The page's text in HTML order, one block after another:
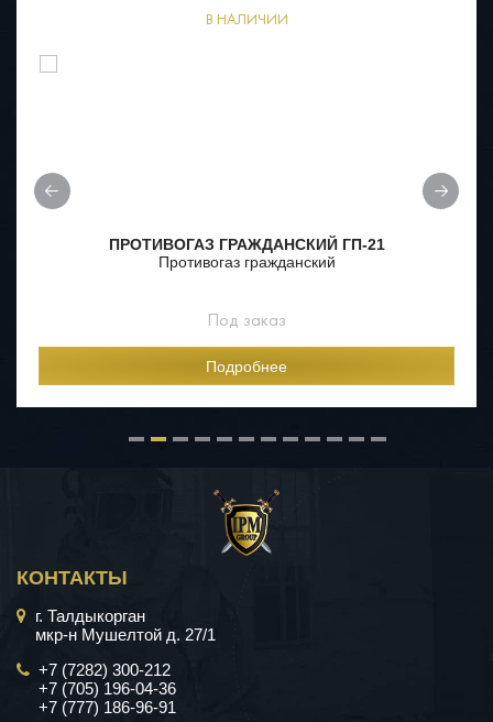
В НАЛИЧИИ
ПРОТИВОГАЗ ГРАЖДАНСКИЙ ГП-21
Противогаз гражданский
Под заказ
Подробнее
КОНТАКТЫ
г. Талдыкорган
мкр-н Мушелтой д. 27/1
+7 (7282) 300-212
+7 (705) 196-04-36
+7 (777) 186-96-91